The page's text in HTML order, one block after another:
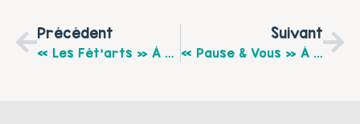
Précédent
« Les Fêt’arts » À Auchy-Les-Mines Le Samedi 6 Juin De 14h À 17h
Suivant
« Pause & Vous » À Auchy-Les-Mines : La Communication Non Violente